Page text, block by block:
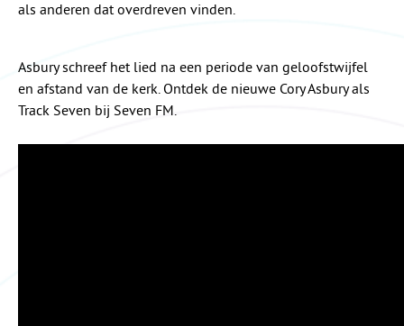
als anderen dat overdreven vinden.
Asbury schreef het lied na een periode van geloofstwijfel
en afstand van de kerk. Ontdek de nieuwe Cory Asbury als
Track Seven bij Seven FM.